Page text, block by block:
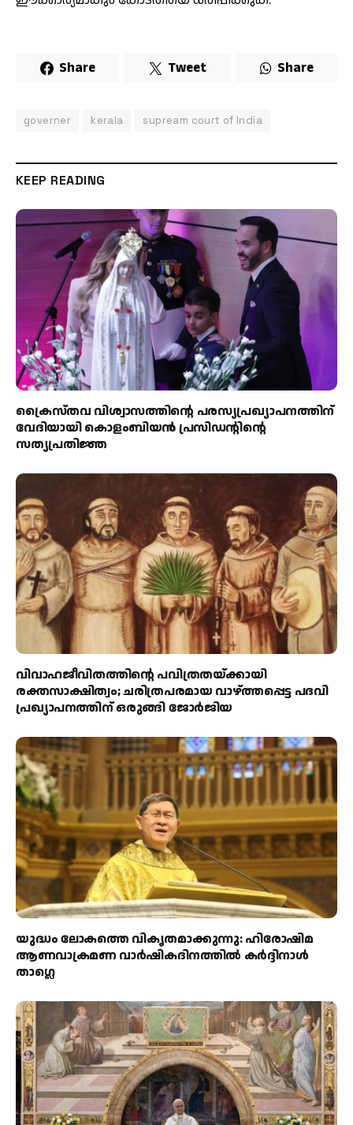
Share Tweet Share
governer kerala supream court of India
KEEP READING
ക്രൈസ്തവ വിശ്വാസത്തിന്റെ പരസ്യപ്രഖ്യാപനത്തിന്
വേദിയായി കൊളംബിയൻ പ്രസിഡന്റിന്റെ
സത്യപ്രതിജ്ഞ
വിവാഹജീവിതത്തിന്റെ പവിത്രതയ്ക്കായി
രക്തസാക്ഷിത്വം; ചരിത്രപരമായ വാഴ്ത്തപ്പെട്ട പദവി
പ്രഖ്യാപനത്തിന് ഒരുങ്ങി ജോര്‍ജിയ
യുദ്ധം ലോകത്തെ വികൃതമാക്കുന്നു: ഹിരോഷിമ
ആണവാക്രമണ വാർഷികദിനത്തിൽ കർദ്ദിനാൾ
താഗ്ലെ